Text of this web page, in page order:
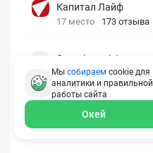
Капитал Лайф
17 место 173 отзыва
Georgia assistance
18 место 30 отзывов
Д2 Страхование
Мы собираем cookie для
аналитики и правильной
работы сайта
Окей